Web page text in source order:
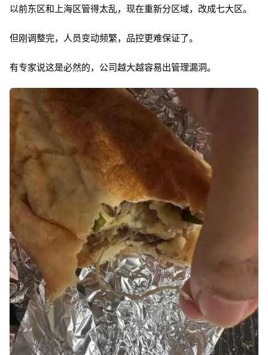
以前东区和上海区管得太乱，现在重新分区域，改成七大区。
但刚调整完，人员变动频繁，品控更难保证了。
有专家说这是必然的，公司越大越容易出管理漏洞。